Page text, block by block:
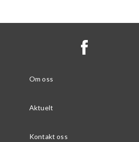
Om oss
Aktuelt
Kontakt oss